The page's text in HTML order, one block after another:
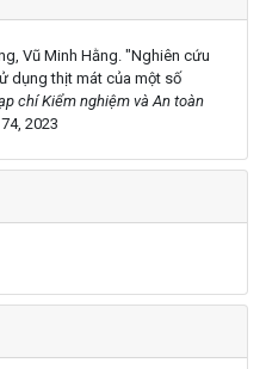
Vũ Minh Hằng. "Nghiên cứu
dụng thịt mát của một số
chí Kiểm nghiệm và An toàn
2023